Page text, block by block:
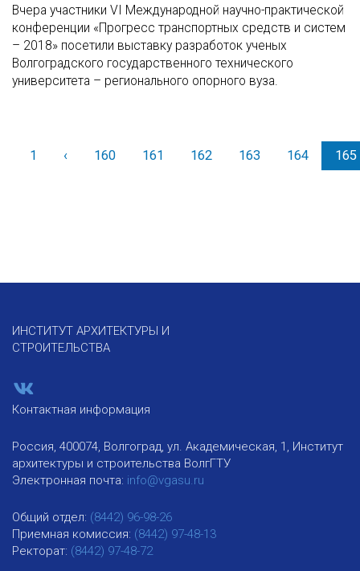
Вчера участники VI Международной научно-практической
конференции «Прогресс транспортных средств и систем
– 2018» посетили выставку разработок ученых
Волгоградского государственного технического
университета – регионального опорного вуза.
1 ‹Назад160 161 162 163 164 165
ИНСТИТУТ АРХИТЕКТУРЫ И
СТРОИТЕЛЬСТВА
Контактная информация
Россия, 400074, Волгоград, ул. Академическая, 1, Институт
архитектуры и строительства ВолгГТУ
Электронная почта: info@vgasu.ru
Общий отдел: (8442) 96-98-26
Приемная комиссия: (8442) 97-48-13
Ректорат: (8442) 97-48-72